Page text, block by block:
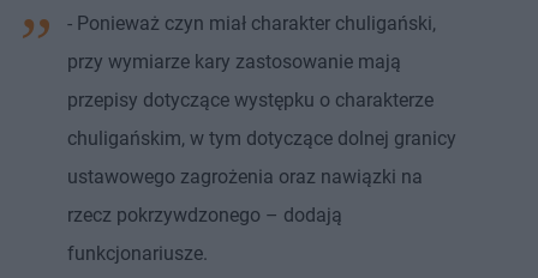
- Ponieważ czyn miał charakter chuligański,
przy wymiarze kary zastosowanie mają
przepisy dotyczące występku o charakterze
chuligańskim, w tym dotyczące dolnej granicy
ustawowego zagrożenia oraz nawiązki na
rzecz pokrzywdzonego – dodają
funkcjonariusze.